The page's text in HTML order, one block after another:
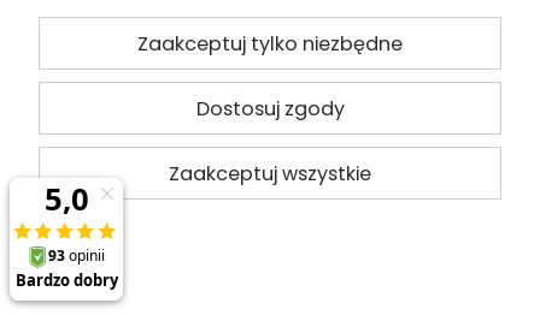
Informacje
O nas
Zaakceptuj tylko niezbędne
Dostosuj zgody
Zaakceptuj wszystkie